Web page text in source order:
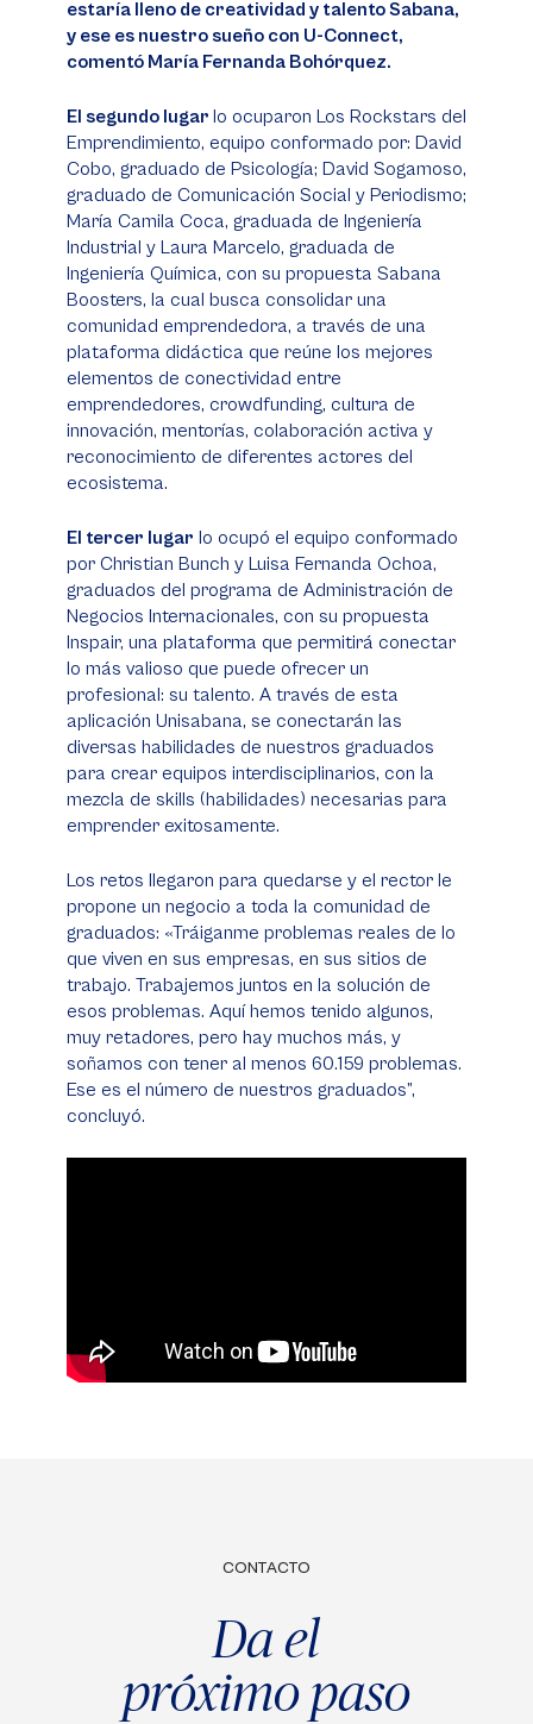
estaría lleno de creatividad y talento Sabana,
y ese es nuestro sueño con U-Connect,
comentó María Fernanda Bohórquez.
El segundo lugar lo ocuparon Los Rockstars del
Emprendimiento, equipo conformado por: David
Cobo, graduado de Psicología; David Sogamoso,
graduado de Comunicación Social y Periodismo;
María Camila Coca, graduada de Ingeniería
Industrial y Laura Marcelo, graduada de
Ingeniería Química, con su propuesta Sabana
Boosters, la cual busca consolidar una
comunidad emprendedora, a través de una
plataforma didáctica que reúne los mejores
elementos de conectividad entre
emprendedores, crowdfunding, cultura de
innovación, mentorías, colaboración activa y
reconocimiento de diferentes actores del
ecosistema.
El tercer lugar lo ocupó el equipo conformado
por Christian Bunch y Luisa Fernanda Ochoa,
graduados del programa de Administración de
Negocios Internacionales, con su propuesta
Inspair, una plataforma que permitirá conectar
lo más valioso que puede ofrecer un
profesional: su talento. A través de esta
aplicación Unisabana, se conectarán las
diversas habilidades de nuestros graduados
para crear equipos interdisciplinarios, con la
mezcla de skills (habilidades) necesarias para
emprender exitosamente.
Los retos llegaron para quedarse y el rector le
propone un negocio a toda la comunidad de
graduados: «Tráiganme problemas reales de lo
que viven en sus empresas, en sus sitios de
trabajo. Trabajemos juntos en la solución de
esos problemas. Aquí hemos tenido algunos,
muy retadores, pero hay muchos más, y
soñamos con tener al menos 60.159 problemas.
Ese es el número de nuestros graduados”,
concluyó.
CONTACTO
Da el
próximo paso